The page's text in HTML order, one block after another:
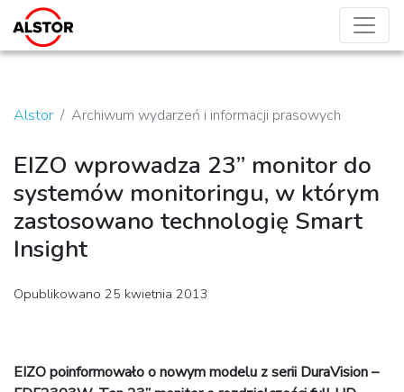
Alstor Archiwum wydarzeń i informacji prasowych
EIZO wprowadza 23” monitor do
systemów monitoringu, w którym
zastosowano technologię Smart
Insight
Opublikowano 25 kwietnia 2013
EIZO poinformowało o nowym modelu z serii DuraVision –